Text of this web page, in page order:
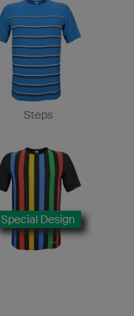
Steps
Special Design